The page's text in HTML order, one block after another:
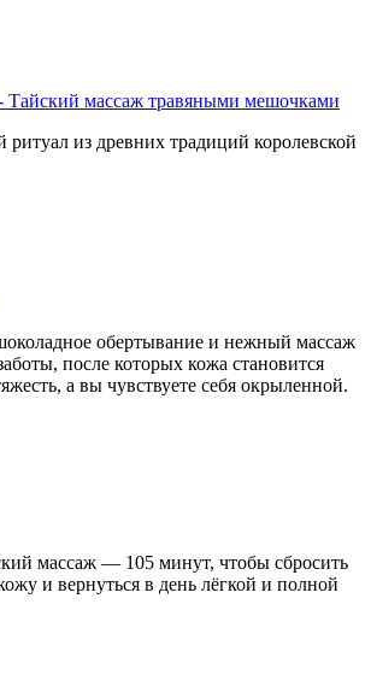
Тайский массаж травяными мешочками
из древних традиций королевской
обертывание и нежный массаж
после которых кожа становится
а вы чувствуете себя окрыленной.
массаж — 105 минут, чтобы сбросить
и вернуться в день лёгкой и полной